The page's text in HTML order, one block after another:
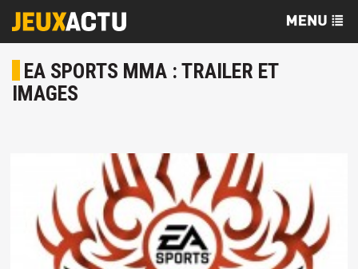
EA SPORTS MMA : TRAILER ET
IMAGES